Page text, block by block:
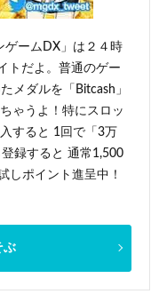
ゲームDX」は２４時
トだよ。普通のゲー
メダルを「Bitcash」
ゃうよ！特にスロッ
すると 1回で「3万
録すると 通常1,500
しポイント進呈中！
ぶ